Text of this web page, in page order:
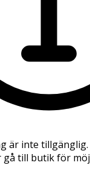
är inte
gå till butik för